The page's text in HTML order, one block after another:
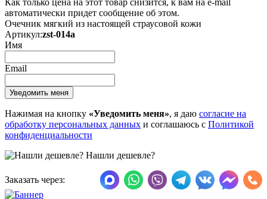
автоматически придет сообщение об этом.
Очечник мягкий из настоящей страусовой кожи
Артикул:zst-014a
Имя
Email
Нажимая на кнопку «Уведомить меня», я даю согласие на
обработку персональных данных и соглашаюсь с Политикой
конфиденциальности
Нашли дешевле?
Заказать через: